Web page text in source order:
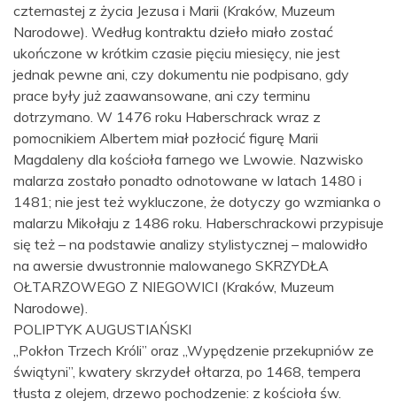
czternastej z życia Jezusa i Marii (Kraków, Muzeum
Narodowe). Według kontraktu dzieło miało zostać
ukończone w krótkim czasie pięciu miesięcy, nie jest
jednak pewne ani, czy dokumentu nie podpisano, gdy
prace były już zaawansowane, ani czy terminu
dotrzymano. W 1476 roku Haberschrack wraz z
pomocnikiem Albertem miał pozłocić figurę Marii
Magdaleny dla kościoła farnego we Lwowie. Nazwisko
malarza zostało ponadto odnotowane w latach 1480 i
1481; nie jest też wykluczone, że dotyczy go wzmianka o
malarzu Mikołaju z 1486 roku. Haberschrackowi przypisuje
się też – na podstawie analizy stylistycznej – malowidło
na awersie dwustronnie malowanego SKRZYDŁA
OŁTARZOWEGO Z NIEGOWICI (Kraków, Muzeum
Narodowe).
POLIPTYK AUGUSTIAŃSKI
„Pokłon Trzech Króli” oraz „Wypędzenie przekupniów ze
świątyni”, kwatery skrzydeł ołtarza, po 1468, tempera
tłusta z olejem, drzewo pochodzenie: z kościoła św.